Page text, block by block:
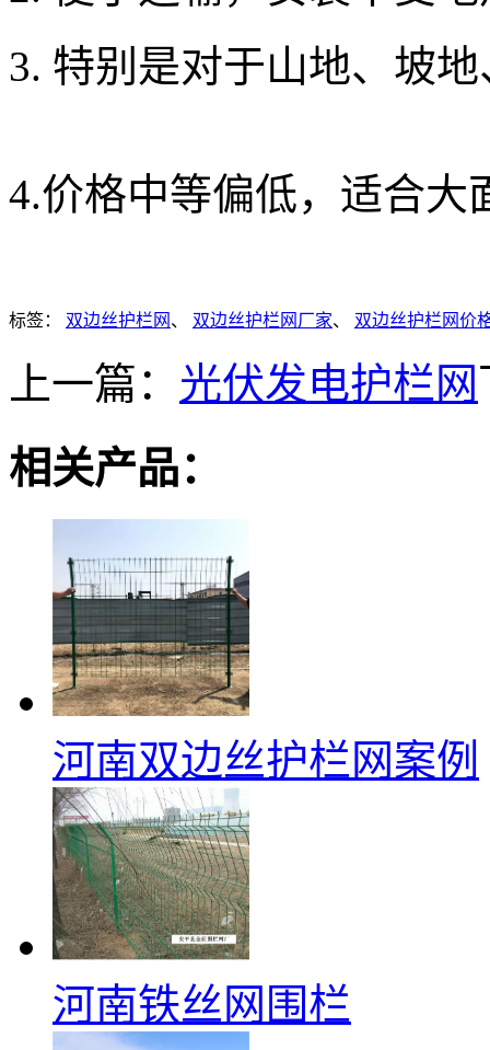
3. 特别是对于山地、坡
4.价格中等偏低，适
标签： 双边丝护栏网 、 双边丝护栏网厂家、 双边丝护栏网价
上一篇： 光伏发电护栏网
相关产品：
河南双边丝护栏网案例
河南铁丝网围栏